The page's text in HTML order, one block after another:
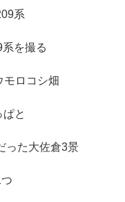
系
を撮る
ロコシ畑
と
った大佐倉3景